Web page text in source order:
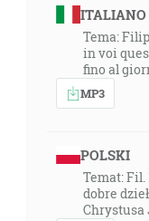
ITALIANO
Tema:
in voi
fino al
MP3
POLSKI
Temat: Fil.
dobre
Chrystusa